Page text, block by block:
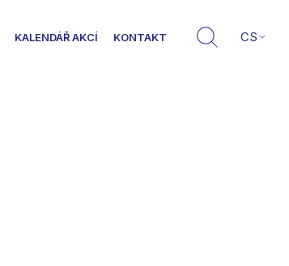
KALENDÁŘ AKCÍ KONTAKT CS